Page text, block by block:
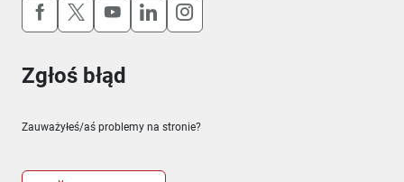
Uwaga, link otworzy się w nowym oknie
Uwaga, link otworzy się w nowym oknie
Uwaga, link otworzy się w nowym
Uwaga, link otworzy się w
Uwaga, link otworzy się w
Zgłoś błąd
Zauważyłeś/aś problemy na stronie?